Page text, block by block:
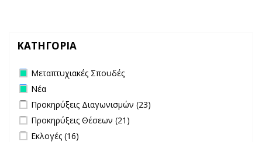
ΚΑΤΗΓΟΡΙΑ
Remove Μεταπτυχιακές Σπουδές filter
Μεταπτυχιακές Σπουδές
Remove Νέα filter
Νέα
Apply Προκηρύξεις Διαγωνισμών filter
Προκηρύξεις Διαγωνισμών (23)
Apply Προκηρύξεις Θέσεων filter
Προκηρύξεις Θέσεων (21)
Apply Εκλογές filter
Εκλογές (16)